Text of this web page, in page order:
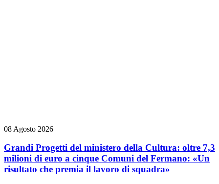
08 Agosto 2026
Grandi Progetti del ministero della Cultura: oltre 7,3
milioni di euro a cinque Comuni del Fermano: «Un
risultato che premia il lavoro di squadra»